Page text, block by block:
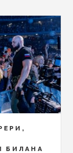
БИЛАНА